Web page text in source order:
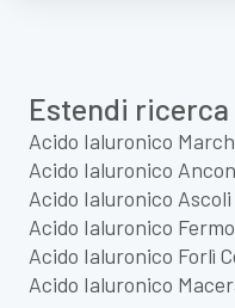
Estendi ricerca
Acido Ialuronico
Acido Ialuronico
Acido Ialuronico
Acido Ialuronico Fermo
Acido Ialuronico Forlì
Acido Ialuronico